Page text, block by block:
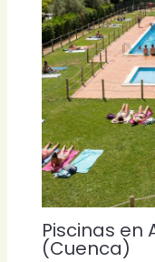
Piscinas en
(Cuenca)